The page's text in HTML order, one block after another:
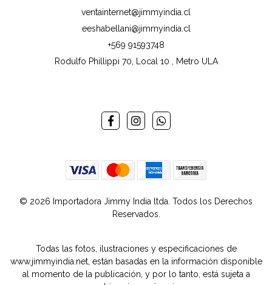
ventainternet@jimmyindia.cl
eeshabellani@jimmyindia.cl
+569 91593748
Rodulfo Phillippi 70, Local 10 , Metro ULA
© 2026 Importadora Jimmy India ltda. Todos los Derechos
Reservados.
Todas las fotos, ilustraciones y especificaciones de
www.jimmyindia.net, están basadas en la información disponible
al momento de la publicación, y por lo tanto, está sujeta a